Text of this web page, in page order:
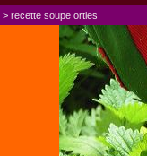
> recette soupe orties